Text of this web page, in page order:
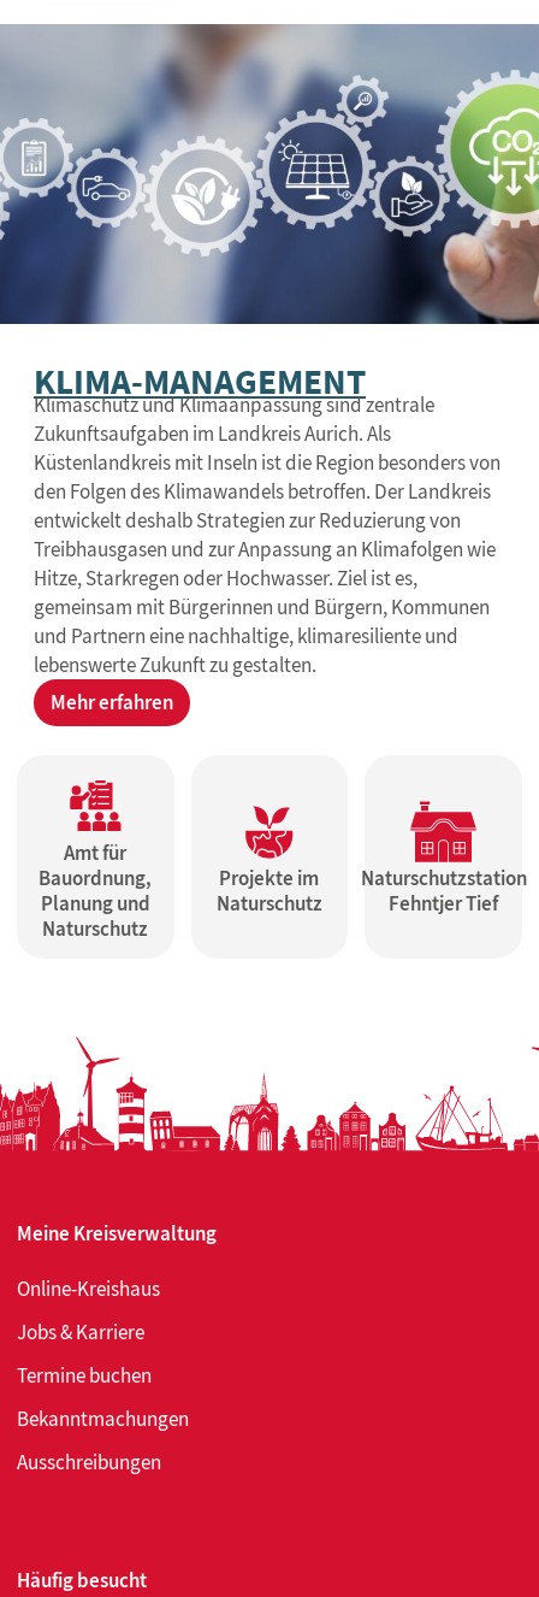
KLIMA-MANAGEMENT
Klimaschutz und Klimaanpassung sind zentrale
Zukunftsaufgaben im Landkreis Aurich. Als
Küstenlandkreis mit Inseln ist die Region besonders von
den Folgen des Klimawandels betroffen. Der Landkreis
entwickelt deshalb Strategien zur Reduzierung von
Treibhausgasen und zur Anpassung an Klimafolgen wie
Hitze, Starkregen oder Hochwasser. Ziel ist es,
gemeinsam mit Bürgerinnen und Bürgern, Kommunen
und Partnern eine nachhaltige, klimaresiliente und
lebenswerte Zukunft zu gestalten.
Mehr erfahren
Amt für
Bauordnung,
Planung und
Naturschutz
Projekte im
Naturschutz
Naturschutzstation
Fehntjer Tief
Meine Kreisverwaltung
Online-Kreishaus
Jobs & Karriere
Termine buchen
Bekanntmachungen
Ausschreibungen
Häufig besucht